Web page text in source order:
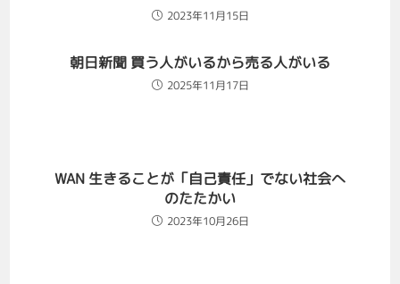
2023年11月15日
朝日新聞 買う人がいるから売る人がいる
2025年11月17日
WAN 生きることが「自己責任」でない社会へ
のたたかい
2023年10月26日